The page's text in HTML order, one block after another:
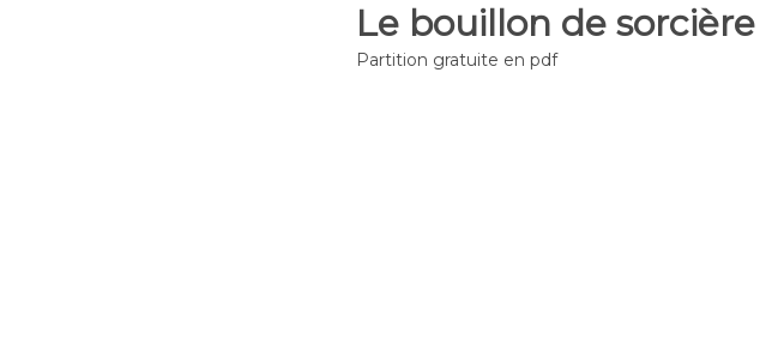
Le bouillon de sorcière
Partition gratuite en pdf